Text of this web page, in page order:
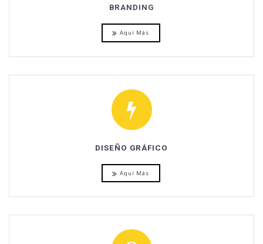
BRANDING
Aquí Más
DISEÑO GRÁFICO
Aquí Más